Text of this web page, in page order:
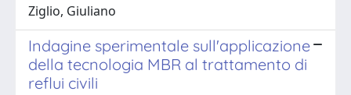
Ziglio, Giuliano
Indagine sperimentale sull'applicazione
della tecnologia MBR al trattamento di
reflui civili